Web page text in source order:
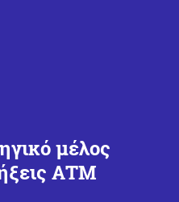
μέλος
ΑΤΜ